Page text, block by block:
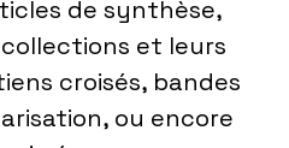
de synthèse,
et leurs
croisés, bandes
ou encore